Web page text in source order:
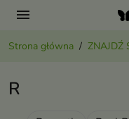
menu
Strona główna ZNAJDŹ
R